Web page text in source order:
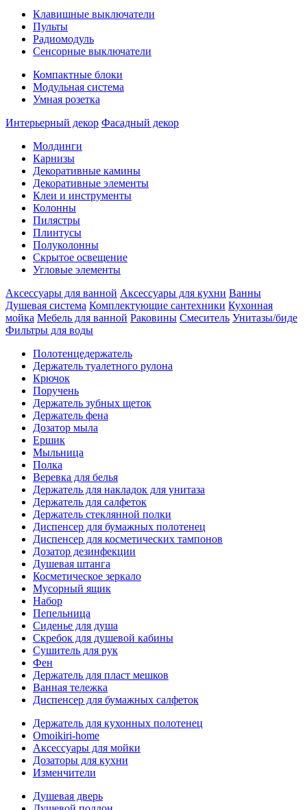
Клавишные выключатели
Пульты
Радиомодуль
Сенсорные выключатели
Компактные блоки
Модульная система
Умная розетка
Интерьерный декор Фасадный декор
Молдинги
Карнизы
Декоративные камины
Декоративные элементы
Клеи и инструменты
Колонны
Пилястры
Плинтусы
Полуколонны
Скрытое освещение
Угловые элементы
Аксессуары для ванной Аксессуары для кухни Ванны
Душевая система Комплектующие сантехники Кухонная
мойка Мебель для ванной Раковины Смеситель Унитазы/биде
Фильтры для воды
Полотенцедержатель
Держатель туалетного рулона
Крючок
Поручень
Держатель зубных щеток
Держатель фена
Дозатор мыла
Eршик
Мыльница
Полка
Веревка для белья
Держатель для накладок для унитаза
Держатель для салфеток
Держатель стеклянной полки
Диспенсер для бумажных полотенец
Диспенсер для косметических тампонов
Дозатор дезинфекции
Душевая штанга
Косметическое зеркало
Мусорный ящик
Набор
Пепельница
Сиденье для душа
Скребок для душевой кабины
Сушитель для рук
Фен
Держатель для пласт мешков
Ванная тележка
Диспенсер для бумажных салфеток
Держатель для кухонных полотенец
Omoikiri-home
Аксессуары для мойки
Дозаторы для кухни
Изменчители
Душевая дверь